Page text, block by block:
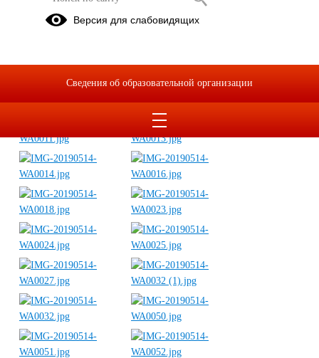
Президентские состязания
Версия для слабовидящих
Сведения об образовательной организации